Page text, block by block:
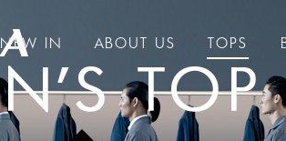
NEW IN ABOUT US TOPS